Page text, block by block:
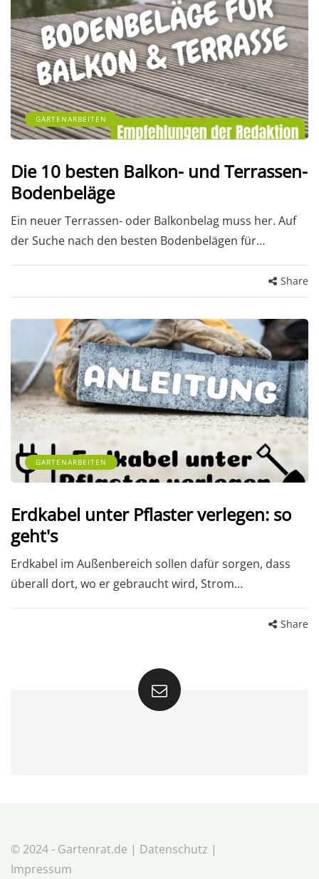
GARTENARBEITEN
Die 10 besten Balkon- und Terrassen-
Bodenbeläge
Ein neuer Terrassen- oder Balkonbelag muss her. Auf
der Suche nach den besten Bodenbelägen für…
Share
GARTENARBEITEN
Erdkabel unter Pflaster verlegen: so
geht's
Erdkabel im Außenbereich sollen dafür sorgen, dass
überall dort, wo er gebraucht wird, Strom…
Share
© 2024 - Gartenrat.de | Datenschutz |
Impressum